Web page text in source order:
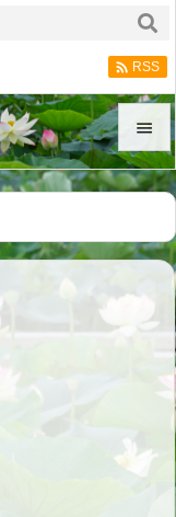


メニュ
サイド

 RSS